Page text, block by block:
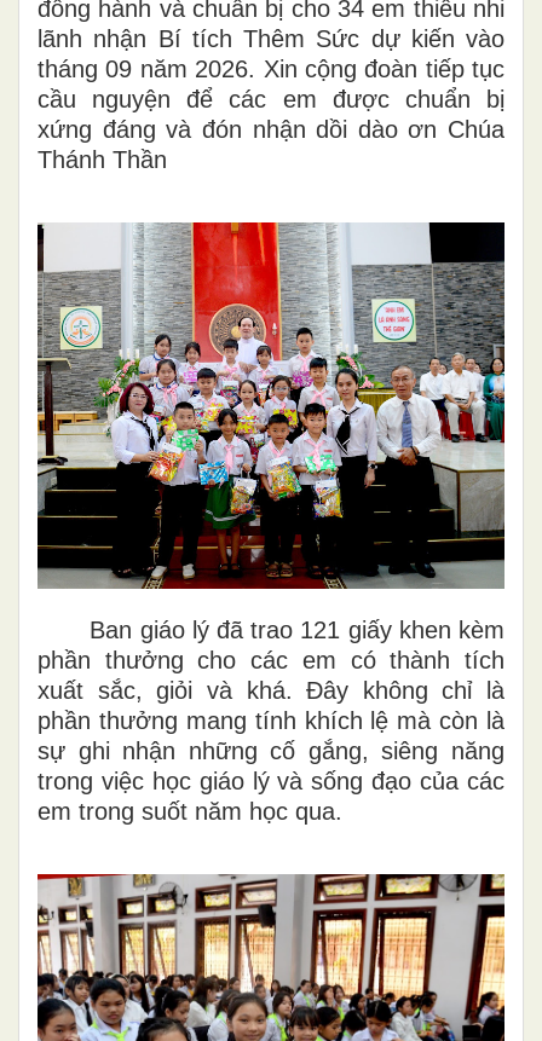
đồng hành và chuẩn bị cho 34 em thiếu nhi
lãnh nhận Bí tích Thêm Sức dự kiến vào
tháng 09 năm 2026. Xin cộng đoàn tiếp tục
cầu nguyện để các em được chuẩn bị
xứng đáng và đón nhận dồi dào ơn Chúa
Thánh Thần
Ban giáo lý đã trao 121 giấy khen kèm
phần thưởng cho các em có thành tích
xuất sắc, giỏi và khá. Đây không chỉ là
phần thưởng mang tính khích lệ mà còn là
sự ghi nhận những cố gắng, siêng năng
trong việc học giáo lý và sống đạo của các
em trong suốt năm học qua.